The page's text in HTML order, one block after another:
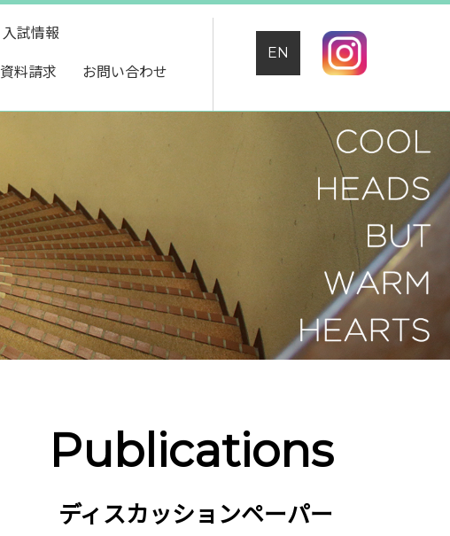
入試情報
資料請求 お問い合わせ
EN
Publications
ディスカッションペーパー